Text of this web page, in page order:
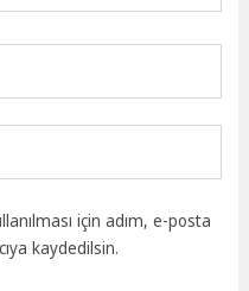
için adım, e-posta
kaydedilsin.